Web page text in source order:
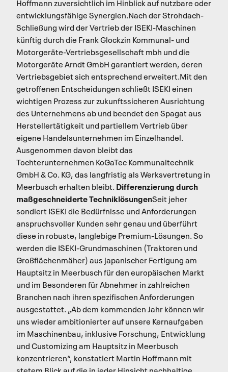
Hoffmann zuversichtlich im Hinblick auf nutzbare oder
entwicklungsfähige Synergien.Nach der Strohdach-
Schließung wird der Vertrieb der ISEKI-Maschinen
künftig durch die Frank Glockzin Kommunal- und
Motorgeräte-Vertriebsgesellschaft mbh und die
Motorgeräte Arndt GmbH garantiert werden, deren
Vertriebsgebiet sich entsprechend erweitert.Mit den
getroffenen Entscheidungen schließt ISEKI einen
wichtigen Prozess zur zukunftssicheren Ausrichtung
des Unternehmens ab und beendet den Spagat aus
Herstellertätigkeit und partiellem Vertrieb über
eigene Handelsunternehmen im Einzelhandel.
Ausgenommen davon bleibt das
Tochterunternehmen KoGaTec Kommunaltechnik
GmbH & Co. KG, das langfristig als Werksvertretung in
Meerbusch erhalten bleibt. Differenzierung durch
maßgeschneiderte TechniklösungenSeit jeher
sondiert ISEKI die Bedürfnisse und Anforderungen
anspruchsvoller Kunden sehr genau und überführt
diese in robuste, langlebige Premium-Lösungen. So
werden die ISEKI-Grundmaschinen (Traktoren und
Großflächenmäher) aus japanischer Fertigung am
Hauptsitz in Meerbusch für den europäischen Markt
und im Besonderen für Abnehmer in zahlreichen
Branchen nach ihren spezifischen Anforderungen
ausgestattet. „Ab dem kommenden Jahr können wir
uns wieder ambitionierter auf unsere Kernaufgaben
im Maschinenbau, inklusive Forschung, Entwicklung
und Customizing am Hauptsitz in Meerbusch
konzentrieren“, konstatiert Martin Hoffmann mit